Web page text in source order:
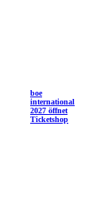
boe
international
2027 öffnet
Ticketshop